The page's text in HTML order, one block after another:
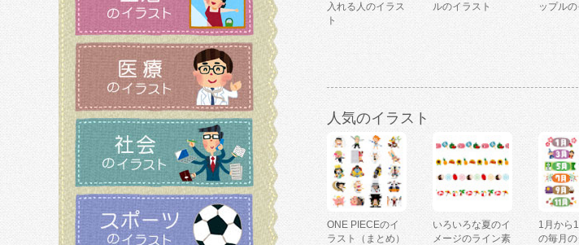
入れる人のイラス
ト
ルのイラスト
ップル
人気のイラスト
ONE PIECEのイ
ラスト（まとめ）
いろいろな夏のイ
メージのライン素
1月から
の毎月